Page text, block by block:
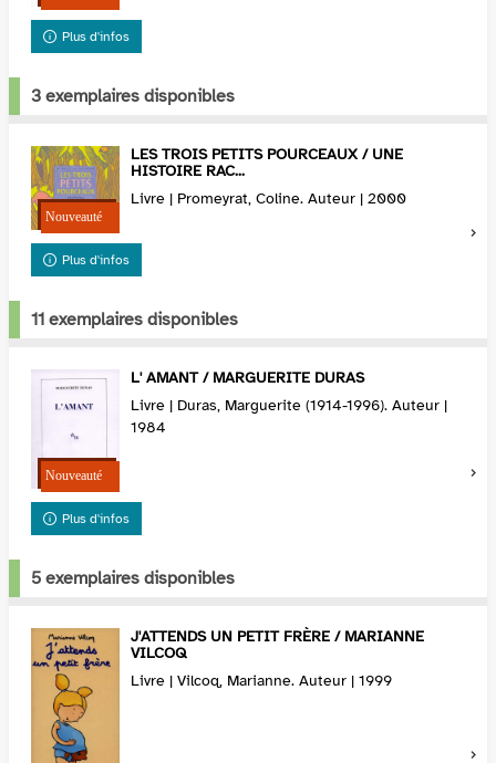
Plus d'infos
3 exemplaires disponibles
LES TROIS PETITS POURCEAUX / UNE
HISTOIRE RAC...
Livre | Promeyrat, Coline. Auteur | 2000
Plus d'infos
11 exemplaires disponibles
L' AMANT / MARGUERITE DURAS
Livre | Duras, Marguerite (1914-1996). Auteur |
1984
Plus d'infos
5 exemplaires disponibles
J'ATTENDS UN PETIT FRÈRE / MARIANNE
VILCOQ
Livre | Vilcoq, Marianne. Auteur | 1999